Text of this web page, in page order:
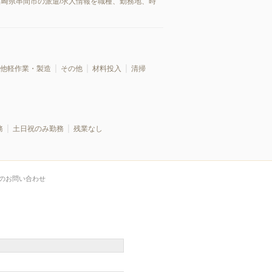
軽作業・製造 その他 材料投入
清掃
土日祝のみ勤務
残業なし
お問い合わせ